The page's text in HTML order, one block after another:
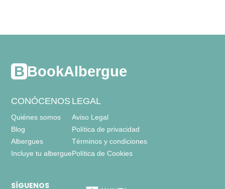
BookAlbergue
CONÓCENOS
Quiénes somos
Blog
Albergues
Incluye tu albergue
LEGAL
Aviso Legal
Política de privacidad
Términos y condiciones
Política de Cookies
SÍGUENOS